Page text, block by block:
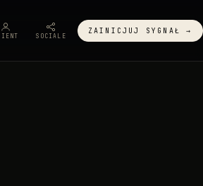
SOCIALE
ZAINICJUJ SYGNAŁ →